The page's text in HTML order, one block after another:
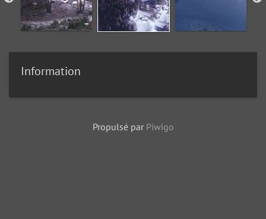
Information
Propulsé par Piwigo